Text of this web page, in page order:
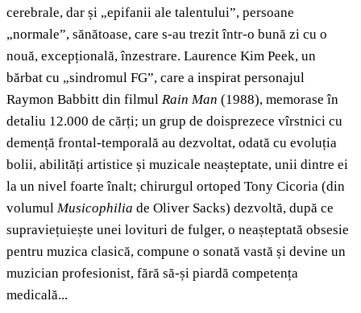
cerebrale, dar și „epifanii ale talentului”, persoane
„normale”, sănătoase, care s-au trezit într-o bună zi cu o
nouă, excepțională, înzestrare. Laurence Kim Peek, un
bărbat cu „sindromul FG”, care a inspirat personajul
Raymon Babbitt din filmul Rain Man (1988), memorase în
detaliu 12.000 de cărți; un grup de doisprezece vîrstnici cu
demență frontal-temporală au dezvoltat, odată cu evoluția
bolii, abilități artistice și muzicale neașteptate, unii dintre ei
la un nivel foarte înalt; chirurgul ortoped Tony Cicoria (din
volumul Musicophilia de Oliver Sacks) dezvoltă, după ce
supraviețuiește unei lovituri de fulger, o neașteptată obsesie
pentru muzica clasică, compune o sonată vastă și devine un
muzician profesionist, fără să-și piardă competența
medicală...